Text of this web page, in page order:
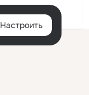
Настроить